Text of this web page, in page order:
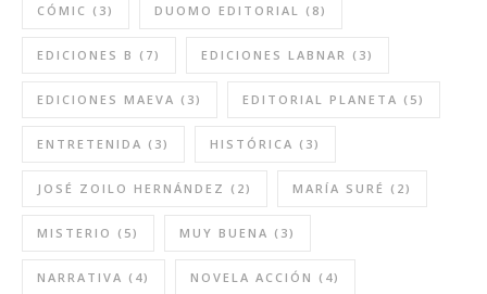
CÓMIC (3) DUOMO EDITORIAL (8)
EDICIONES B (7) EDICIONES LABNAR (3)
EDICIONES MAEVA (3) EDITORIAL PLANETA (5)
ENTRETENIDA (3) HISTÓRICA (3)
JOSÉ ZOILO HERNÁNDEZ (2) MARÍA SURÉ (2)
MISTERIO (5) MUY BUENA (3)
NARRATIVA (4) NOVELA ACCIÓN (4)